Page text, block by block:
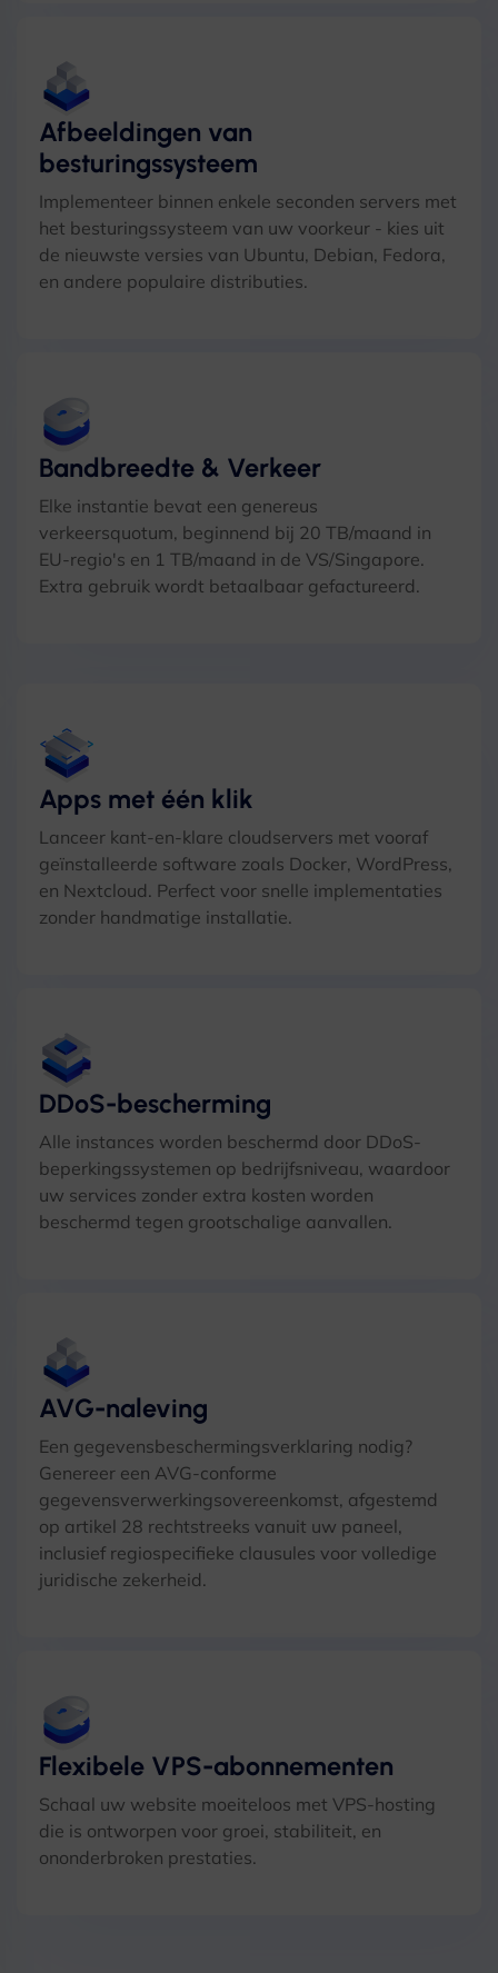
Afbeeldingen van
besturingssysteem
Implementeer binnen enkele seconden servers met
het besturingssysteem van uw voorkeur - kies uit
de nieuwste versies van Ubuntu, Debian, Fedora,
en andere populaire distributies.
Bandbreedte & Verkeer
Elke instantie bevat een genereus
verkeersquotum, beginnend bij 20 TB/maand in
EU-regio's en 1 TB/maand in de VS/Singapore.
Extra gebruik wordt betaalbaar gefactureerd.
Apps met één klik
Lanceer kant-en-klare cloudservers met vooraf
geïnstalleerde software zoals Docker, WordPress,
en Nextcloud. Perfect voor snelle implementaties
zonder handmatige installatie.
DDoS-bescherming
Alle instances worden beschermd door DDoS-
beperkingssystemen op bedrijfsniveau, waardoor
uw services zonder extra kosten worden
beschermd tegen grootschalige aanvallen.
AVG-naleving
Een gegevensbeschermingsverklaring nodig?
Genereer een AVG-conforme
gegevensverwerkingsovereenkomst, afgestemd
op artikel 28 rechtstreeks vanuit uw paneel,
inclusief regiospecifieke clausules voor volledige
juridische zekerheid.
Flexibele VPS-abonnementen
Schaal uw website moeiteloos met VPS-hosting
die is ontworpen voor groei, stabiliteit, en
ononderbroken prestaties.